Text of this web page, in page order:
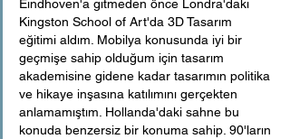
Eindhoven'a gitmeden önce Londra'daki
Kingston School of Art'da 3D Tasarım
eğitimi aldım. Mobilya konusunda iyi bir
geçmişe sahip olduğum için tasarım
akademisine gidene kadar tasarımın politika
ve hikaye inşasına katılımını gerçekten
anlamamıştım. Hollanda'daki sahne bu
konuda benzersiz bir konuma sahip. 90'ların